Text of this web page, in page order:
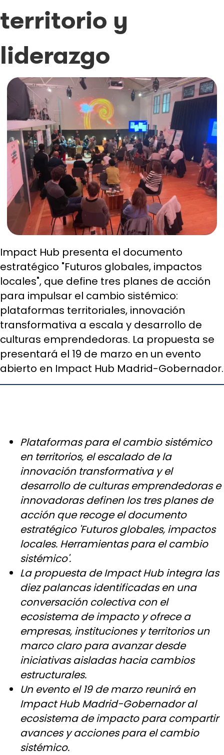
territorio y
liderazgo
Impact Hub presenta el documento
estratégico "Futuros globales, impactos
locales", que define tres planes de acción
para impulsar el cambio sistémico:
plataformas territoriales, innovación
transformativa a escala y desarrollo de
culturas emprendedoras. La propuesta se
presentará el 19 de marzo en un evento
abierto en Impact Hub Madrid-Gobernador.
Plataformas para el cambio sistémico
en territorios, el escalado de la
innovación transformativa y el
desarrollo de culturas emprendedoras e
innovadoras definen los tres planes de
acción que recoge el documento
estratégico 'Futuros globales, impactos
locales. Herramientas para el cambio
sistémico'.
La propuesta de Impact Hub integra las
diez palancas identificadas en una
conversación colectiva con el
ecosistema de impacto y ofrece a
empresas, instituciones y territorios un
marco claro para avanzar desde
iniciativas aisladas hacia cambios
estructurales.
Un evento el 19 de marzo reunirá en
Impact Hub Madrid-Gobernador al
ecosistema de impacto para compartir
avances y acciones para el cambio
sistémico.